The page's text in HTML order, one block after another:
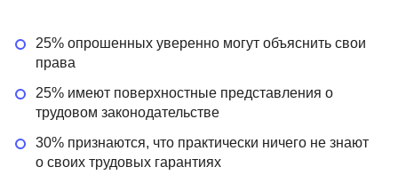
25% опрошенных уверенно могут объяснить свои
права
25% имеют поверхностные представления о
трудовом законодательстве
30% признаются, что практически ничего не знают
о своих трудовых гарантиях